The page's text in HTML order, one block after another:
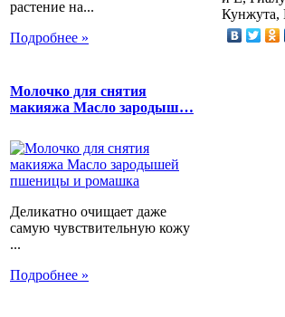
растение на...
Подробнее »
Молочко для снятия
макияжа Масло зародыш…
Деликатно очищает даже
самую чувствительную кожу
...
Подробнее »
Кунжута,